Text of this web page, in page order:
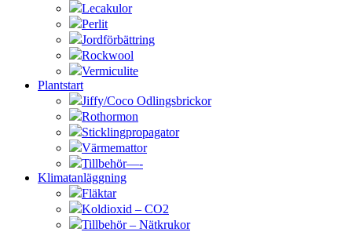
Lecakulor
Perlit
Jordförbättring
Rockwool
Vermiculite
Plantstart
Jiffy/Coco Odlingsbrickor
Rothormon
Sticklingpropagator
Värmemattor
Tillbehör—-
Klimatanläggning
Fläktar
Koldioxid – CO2
Tillbehör – Nätkrukor